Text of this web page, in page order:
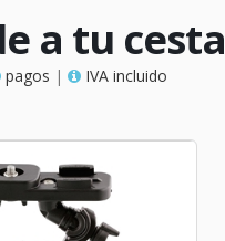
a tu cesta
pagos | IVA incluido